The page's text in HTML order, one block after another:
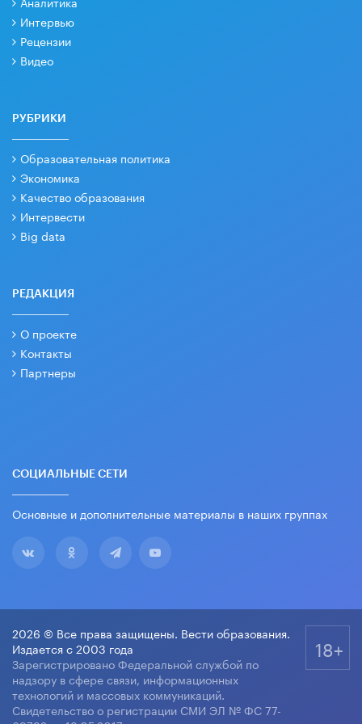
Интервью
Рецензии
Видео
РУБРИКИ
Образовательная политика
Экономика
Качество образования
Интервести
Big data
РЕДАКЦИЯ
О проекте
Контакты
Партнеры
СОЦИАЛЬНЫЕ СЕТИ
Основные и дополнительные материалы в наших группах
2026 © Все права защищены. Вести образования.
Издается с 2003 года
Зарегистрировано Федеральной службой по
надзору в сфере связи, информационных
технологий и массовых коммуникаций.
Свидетельство о регистрации СМИ ЭЛ № ФС 77-
18+